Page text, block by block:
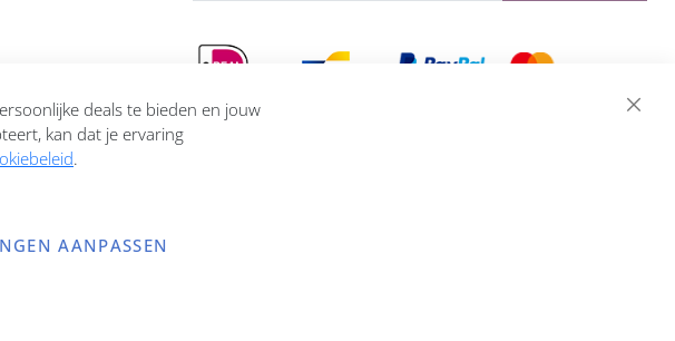
reserved.
deals te bieden en jouw
kan dat je ervaring
.
AANPASSEN